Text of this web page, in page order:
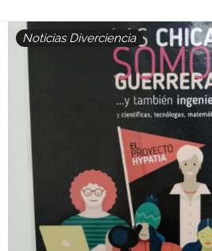
Noticias Diverciencia